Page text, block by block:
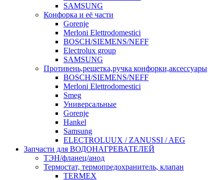
SAMSUNG
Конфорка и её части
Gorenje
Merloni Elettrodomestici
BOSCH/SIEMENS/NEFF
Electrolux group
SAMSUNG
Противень,решетка,ручка конфорки,аксессуары
BOSCH/SIEMENS/NEFF
Merloni Elettrodomestici
Smeg
Универсальные
Gorenje
Hankel
Samsung
ELECTROLUUX / ZANUSSI / AEG
Запчасти для ВОДОНАГРЕВАТЕЛЕЙ
ТЭН/фланец/анод
Термостат, термопредохранитель, клапан
TERMEX